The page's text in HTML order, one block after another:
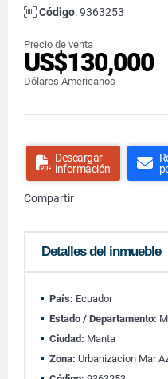
Código: 9363253
Precio de venta
US$130,000
Dólares Americanos
Descargar
información
Compartir
Detalles del inmueble
País: Ecuador
Estado / Departamento:
Ciudad: Manta
Zona: Urbanizacion Mar